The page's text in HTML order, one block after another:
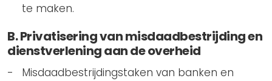
te maken.
B. Privatisering van misdaadbestrijding en
dienstverlening aan de overheid
Misdaadbestrijdingstaken van banken en